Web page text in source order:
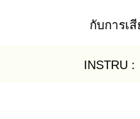
กับการเสี
INSTRU :